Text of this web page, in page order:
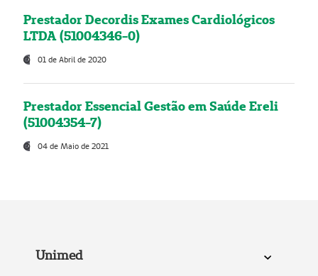
Prestador Decordis Exames Cardiológicos
LTDA (51004346-0)
01 de Abril de 2020
Prestador Essencial Gestão em Saúde Ereli
(51004354-7)
04 de Maio de 2021
Unimed